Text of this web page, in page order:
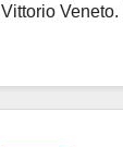
Vittorio